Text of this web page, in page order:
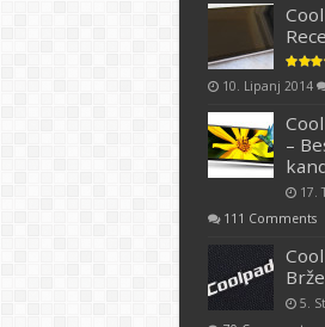
10. Lipanj 2014
–
17.
111 Comments
5.